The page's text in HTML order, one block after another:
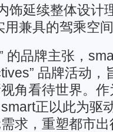
饰延续整体设计
用兼具的驾乘空间
的品牌主张，
品牌活动，
角看待世界。
正以此为驱
求，重塑都市